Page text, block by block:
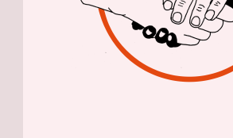
Weil
musst
dich